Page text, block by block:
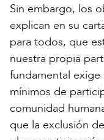
Sin embargo, los
explican en su
para todos, que
nuestra propia
fundamental
mínimos de
comunidad
que la exclusión